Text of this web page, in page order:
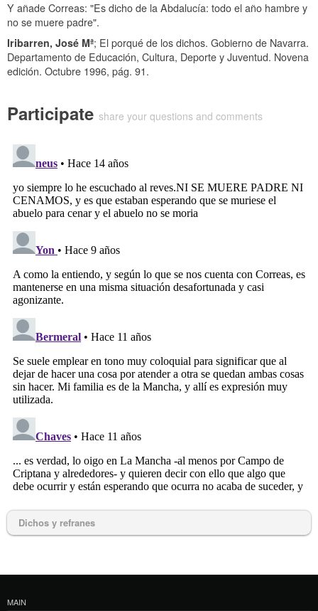
Y añade Correas: "Es dicho de la Abdalucía: todo el año hambre y
no se muere padre".
Iribarren, José Mª; El porqué de los dichos. Gobierno de Navarra.
Departamento de Educación, Cultura, Deporte y Juventud. Novena
edición. Octubre 1996, pág. 91.
Participate share your questions and comments
Dichos y refranes
MAIN